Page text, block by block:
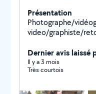
Présentation
Photographe/
video/graphiste/
Dernier avis laissé
Il y a 3 mois
Très courtois